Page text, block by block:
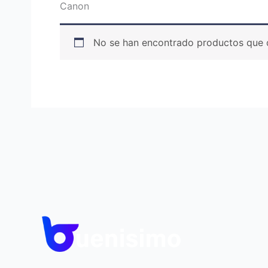
Canon
No se han encontrado productos